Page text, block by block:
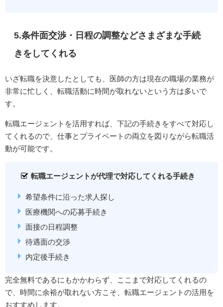
5.条件面交渉・日程の調整などさまざまな手続
きをしてくれる
いざ転職を決意したとしても、医師の方は現在の職場の業務が
非常に忙しく、転職活動に時間が取れないという方は多いで
す。
転職エージェントを活用すれば、下記の手続きをすべて対応し
てくれるので、仕事とプライベートの両立を図りながら転職活
動が可能です。
転職エージェントが代理で対応してくれる手続き
希望条件に沿った求人探し
医療機関への応募手続き
面接の日程調整
待遇面の交渉
内定後手続き
完全無料であるにもかかわらず、ここまで対応してくれるの
で、時間に余裕が取れない方こそ、転職エージェントの活用を
おすすめします。